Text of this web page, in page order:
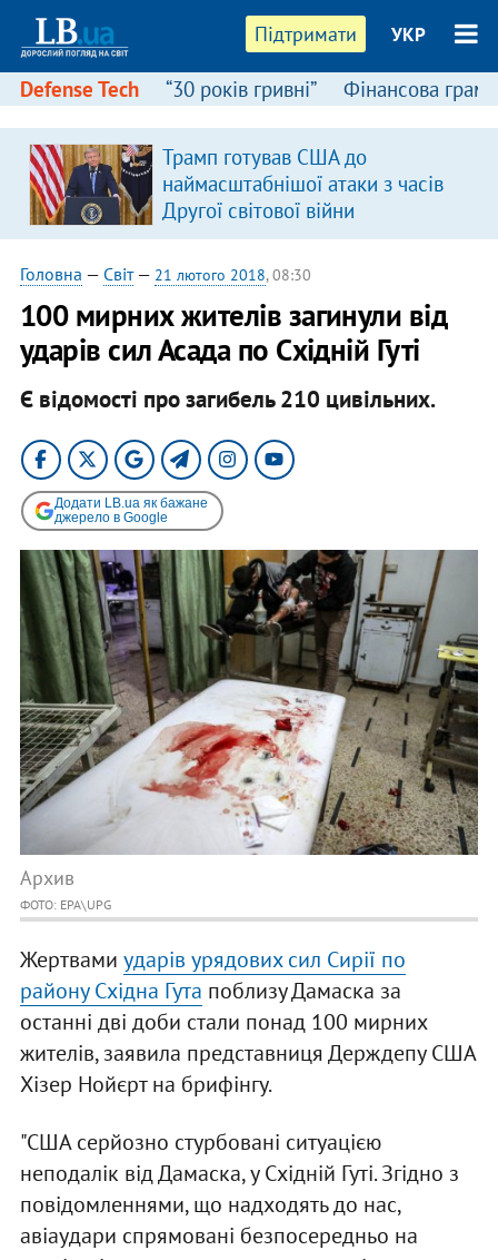
Підтримати УКР
Defense Tech “30 років гривні” Фінансова
Трамп готував США до
наймасштабнішої атаки з часів
Другої світової війни
Головна — Світ— 21 лютого 2018, 08:30
100 мирних жителів загинули від
ударів сил Асада по Східній Гуті
Є відомості про загибель 210 цивільних.
Додати LB.ua як бажане
джерело в Google
Архив
ФОТО: EPA\UPG
Жертвами ударів урядових сил Сирії по
району Східна Гута поблизу Дамаска за
останні дві доби стали понад 100 мирних
жителів, заявила представниця Держдепу США
Хізер Нойєрт на брифінгу.
"США серйозно стурбовані ситуацією
неподалік від Дамаска, у Східній Гуті. Згідно з
повідомленнями, що надходять до нас,
авіаудари спрямовані безпосередньо на